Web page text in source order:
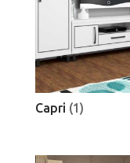
Capri (1)